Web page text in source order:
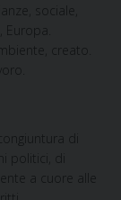
sociale,
creato.
di
politici, di
a cuore alle